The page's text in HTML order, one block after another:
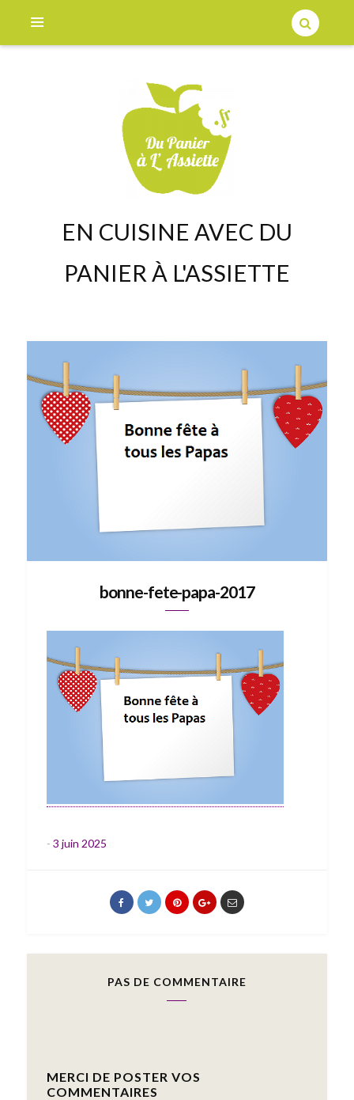
EN CUISINE AVEC DU
PANIER À L'ASSIETTE
bonne-fete-papa-2017
- 3 juin 2025
PAS DE COMMENTAIRE
MERCI DE POSTER VOS
COMMENTAIRES